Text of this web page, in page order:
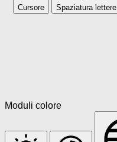
Cursore Spaziatura lettere
Moduli colore